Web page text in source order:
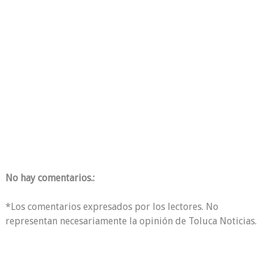
No hay comentarios.:
*Los comentarios expresados por los lectores. No
representan necesariamente la opinión de Toluca Noticias.